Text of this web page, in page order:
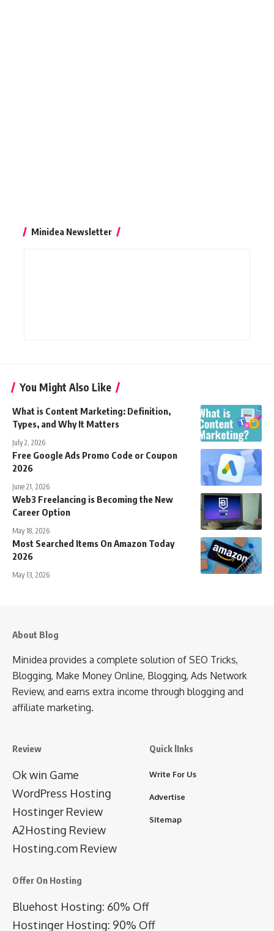
Minidea Newsletter
You Might Also Like
What is Content Marketing: Definition,
Types, and Why It Matters
July 2, 2026
Free Google Ads Promo Code or Coupon
2026
June 21, 2026
Web3 Freelancing is Becoming the New
Career Option
May 18, 2026
Most Searched Items On Amazon Today
2026
May 13, 2026
About Blog
Minidea provides a complete solution of SEO Tricks,
Blogging, Make Money Online, Blogging, Ads Network
Review, and earns extra income through blogging and
affiliate marketing.
Review
Ok win Game
WordPress Hosting
Hostinger Review
A2Hosting Review
Hosting.com Review
Quick lInks
Write For Us
Advertise
Sitemap
Offer On Hosting
Bluehost Hosting: 60% Off
Hostinger Hosting: 90% Off